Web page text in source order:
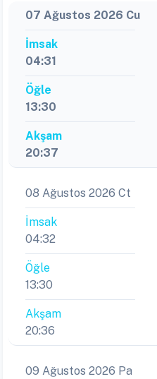
07 Ağustos 2026 Cu
İmsak
04:31
Öğle
13:30
Akşam
20:37
08 Ağustos 2026 Ct
İmsak
04:32
Öğle
13:30
Akşam
20:36
09 Ağustos 2026 Pa